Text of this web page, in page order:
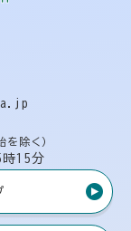
を除く）
15分